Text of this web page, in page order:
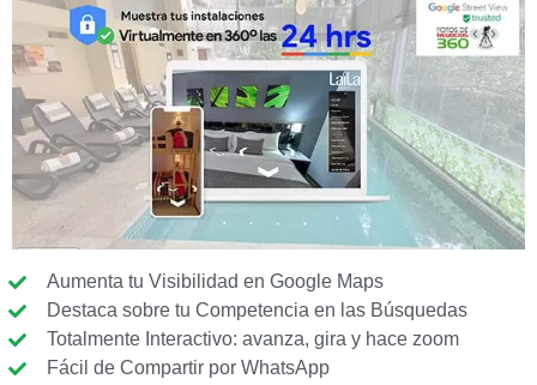
Aumenta tu Visibilidad en Google Maps
Destaca sobre tu Competencia en las Búsquedas
Totalmente Interactivo: avanza, gira y hace zoom
Fácil de Compartir por WhatsApp